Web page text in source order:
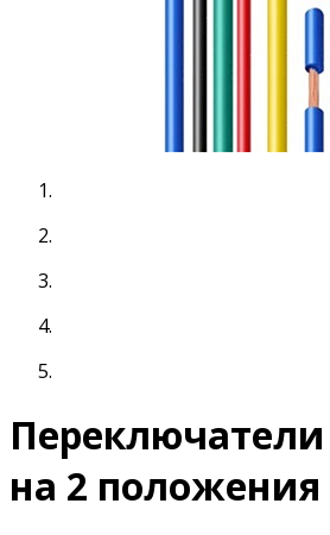
Переключатели
на 2 положения